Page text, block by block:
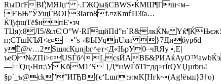
RыDґ­FBҐ­¦MЯЈџ“ ·.ГЖQы§СBWS•ЌМШ¶Гш<м–
FЪЊ”ЎУщ­ЃВOГЗIaґn8f.¤zКmѓП3їa…
ЌЂфщTё$нпE'•зч
TЦя):8Л5/&лЄ¦O°W·RҐщйПd”н`R&лкЌ№
п;СТшKЪЯ<є¤—•”s¬®ЫУqnUяи }7Дибyp6d
уЁ@v…2ЅшлсКџпјbг^ет<Д«ЊpУ0–чRЯу •,Е|
ъeО№ZПi>¤USЃб^
—Qц›Нп;\УKбM1’Ѕ }Д*нWЃбT­ї=дq>rЇrQYЏµrbrь!
§р`_ъ@сk”°ИIЂВ{є‘Lшґ:э:мK[Hгk~•(Ag!ёъш}З†o)